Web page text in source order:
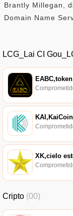
Brantly Millegan,
Domain Name
LCG_Lai CI
KAI,KaiCoin
Cripto (00)